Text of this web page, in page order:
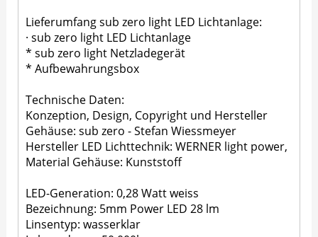
Lieferumfang sub zero light LED Lichtanlage:
· sub zero light LED Lichtanlage
* sub zero light Netzladegerät
* Aufbewahrungsbox
Technische Daten:
Konzeption, Design, Copyright und Hersteller
Gehäuse: sub zero - Stefan Wiessmeyer
Hersteller LED Lichttechnik: WERNER light power,
Material Gehäuse: Kunststoff
LED-Generation: 0,28 Watt weiss
Bezeichnung: 5mm Power LED 28 lm
Linsentyp: wasserklar